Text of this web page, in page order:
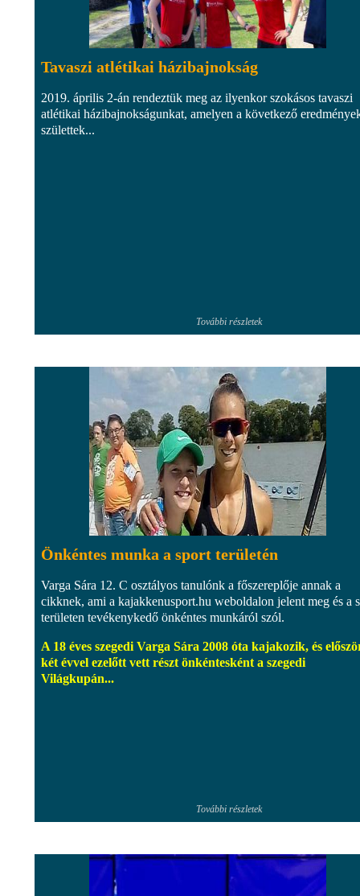
Tavaszi atlétikai házibajnokság
2019. április 2-án rendeztük meg az ilyenkor szokásos tavaszi
atlétikai házibajnokságunkat, amelyen a következő
születtek...
További részletek
Önkéntes munka a sport területén
Varga Sára 12. C osztályos tanulónk a főszereplője annak a
cikknek, ami a kajakkenusport.hu weboldalon jelent meg és a
területen tevékenykedő önkéntes munkáról szól.
A 18 éves szegedi Varga Sára 2008 óta kajakozik, és
két évvel ezelőtt vett részt önkéntesként a szegedi
Világkupán...
További részletek